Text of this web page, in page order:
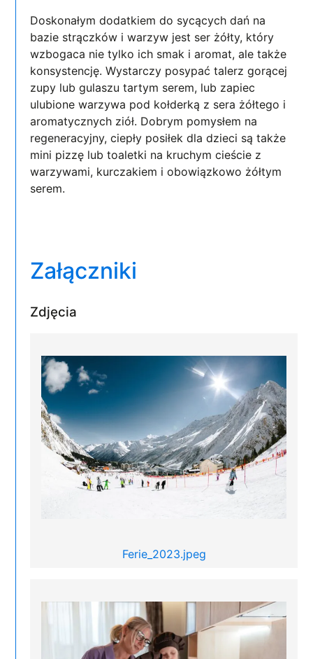
Doskonałym dodatkiem do sycących dań na
bazie strączków i warzyw jest ser żółty, który
wzbogaca nie tylko ich smak i aromat, ale także
konsystencję. Wystarczy posypać talerz gorącej
zupy lub gulaszu tartym serem, lub zapiec
ulubione warzywa pod kołderką z sera żółtego i
aromatycznych ziół. Dobrym pomysłem na
regeneracyjny, ciepły posiłek dla dzieci są także
mini pizzę lub toaletki na kruchym cieście z
warzywami, kurczakiem i obowiązkowo żółtym
serem.
Załączniki
Zdjęcia
Ferie_2023.jpeg